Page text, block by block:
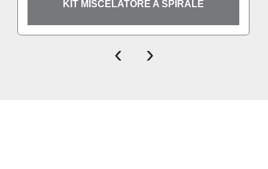
KIT MISCELATORE A SPIRALE
‹ ›